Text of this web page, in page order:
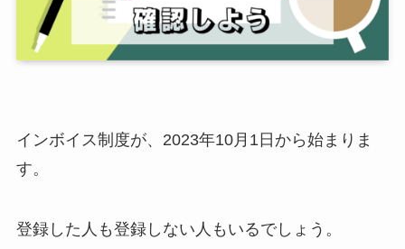
インボイス制度が、2023年10月1日から始まりま
す。
登録した人も登録しない人もいるでしょう。